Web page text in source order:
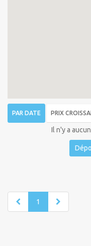
PAR DATE PRIX
Il n'y a
1